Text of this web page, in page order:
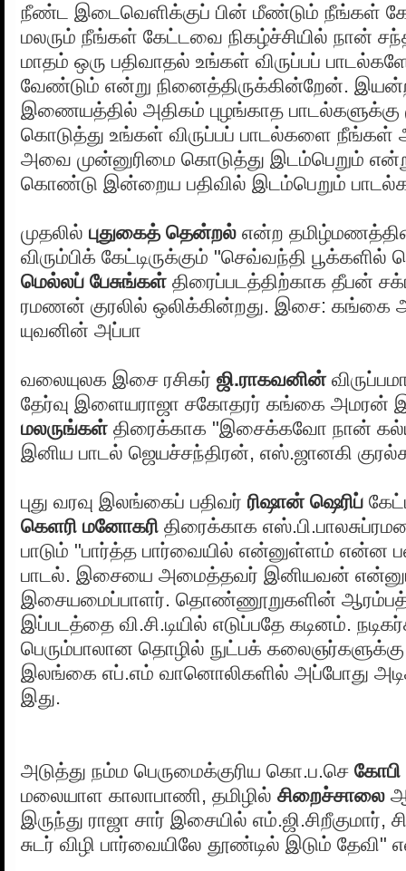
நீண்ட இடைவெளிக்குப் பின் மீண்டும் நீங்கள்
மலரும் நீங்கள் கேட்டவை நிகழ்ச்சியில் நான்
மாதம் ஒரு பதிவாதல் உங்கள் விருப்பப்
வேண்டும் என்று நினைத்திருக்கின்றேன்.
இணையத்தில் அதிகம் புழங்காத பாடல்களுக்கு
கொடுத்து உங்கள் விருப்பப் பாடல்களை நீங்கள்
அவை முன்னுரிமை கொடுத்து இடம்பெறும்
கொண்டு இன்றைய பதிவில் இடம்பெறும்
முதலில் புதுகைத் தென்றல் என்ற தமிழ்மணத்தின்
விரும்பிக் கேட்டிருக்கும் "செவ்வந்தி பூக்களில்
மெல்லப் பேசுங்கள் திரைப்படத்திற்காக தீபன்
ரமணன் குரலில் ஒலிக்கின்றது. இசை: கங்கை
யுவனின் அப்பா
வலையுலக இசை ரசிகர் ஜி.ராகவனின்
தேர்வு இளையராஜா சகோதரர் கங்கை அமரன்
மலருங்கள் திரைக்காக "இசைக்கவோ நான்
இனிய பாடல் ஜெயச்சந்திரன், எஸ்.ஜானகி
புது வரவு இலங்கைப் பதிவர் ரிஷான் ஷெரிப்
கெளரி மனோகரி திரைக்காக
பாடும் "பார்த்த பார்வையில் என்னுள்ளம் என்ன
பாடல். இசையை அமைத்தவர் இனியவன்
இசையமைப்பாளர். தொண்ணூறுகளின்
இப்படத்தை வி.சி.டியில் எடுப்பதே கடினம்.
பெரும்பாலான தொழில் நுட்பக்
இலங்கை எப்.எம் வானொலிகளில் அப்போது
இது.
அடுத்து நம்ம பெருமைக்குரிய கொ.ப.செ கோபி
மலையாள காலாபாணி, தமிழில் சிறைச்சாலை
இருந்து ராஜா சார் இசையில் எம்.ஜி.சிறீகுமார்,
சுடர் விழி பார்வையிலே தூண்டில் இடும்